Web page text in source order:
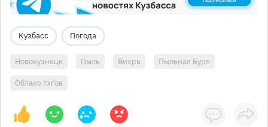
Кузбасс Погода
Новокузнецк Пыль Вихрь Пыльная Буря
Облако тэгов